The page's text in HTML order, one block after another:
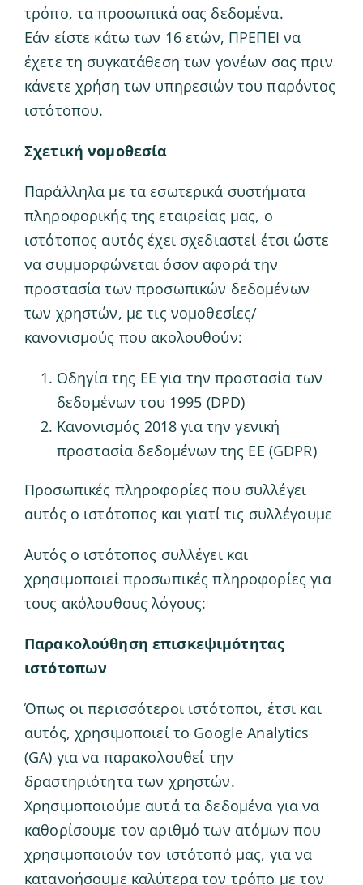
τρόπο, τα προσωπικά σας δεδομένα.
Εάν είστε κάτω των 16 ετών, ΠΡΕΠΕΙ να
έχετε τη συγκατάθεση των γονέων σας πριν
κάνετε χρήση των υπηρεσιών του παρόντος
ιστότοπου.
Σχετική νομοθεσία
Παράλληλα με τα εσωτερικά συστήματα
πληροφορικής της εταιρείας μας, ο
ιστότοπος αυτός έχει σχεδιαστεί έτσι ώστε
να συμμορφώνεται όσον αφορά την
προστασία των προσωπικών δεδομένων
των χρηστών, με τις νομοθεσίες/
κανονισμούς που ακολουθούν:
Οδηγία της ΕΕ για την προστασία των
δεδομένων του 1995 (DPD)
Κανονισμός 2018 για την γενική
προστασία δεδομένων της ΕΕ (GDPR)
Προσωπικές πληροφορίες που συλλέγει
αυτός ο ιστότοπος και γιατί τις συλλέγουμε
Αυτός ο ιστότοπος συλλέγει και
χρησιμοποιεί προσωπικές πληροφορίες για
τους ακόλουθους λόγους:
Παρακολούθηση επισκεψιμότητας
ιστότοπων
Όπως οι περισσότεροι ιστότοποι, έτσι και
αυτός, χρησιμοποιεί το Google Analytics
(GA) για να παρακολουθεί την
δραστηριότητα των χρηστών.
Χρησιμοποιούμε αυτά τα δεδομένα για να
καθορίσουμε τον αριθμό των ατόμων που
χρησιμοποιούν τον ιστότοπό μας, για να
κατανοήσουμε καλύτερα τον τρόπο με τον